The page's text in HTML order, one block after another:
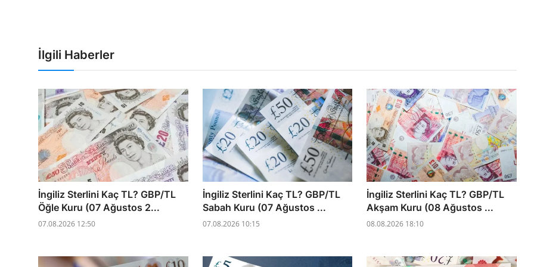
İlgili Haberler
İngiliz Sterlini Kaç TL? GBP/TL
Öğle Kuru (07 Ağustos 2...
07.08.2026 12:50
İngiliz Sterlini Kaç TL? GBP/TL
Sabah Kuru (07 Ağustos ...
07.08.2026 10:15
İngiliz Sterlini Kaç TL? GBP/TL
Akşam Kuru (08 Ağustos ...
08.08.2026 18:10